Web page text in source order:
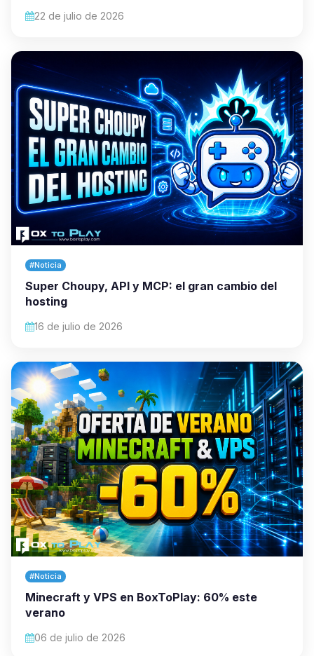
22 de julio de 2026
#Noticia
Super Choupy, API y MCP: el gran cambio del
hosting
16 de julio de 2026
#Noticia
Minecraft y VPS en BoxToPlay: 60% este
verano
06 de julio de 2026